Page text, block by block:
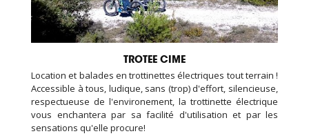
TROTEE CIME
Location et balades en trottinettes électriques tout terrain !
Accessible à tous, ludique, sans (trop) d'effort, silencieuse,
respectueuse de l'environement, la trottinette électrique
vous enchantera par sa facilité d'utilisation et par les
sensations qu'elle procure!